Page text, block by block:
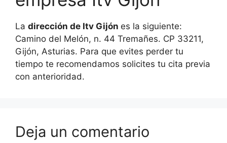
La dirección de Itv Gijón es la siguiente:
Camino del Melón, n. 44 Tremañes. CP 33211,
Gijón, Asturias. Para que evites perder tu
tiempo te recomendamos solicites tu cita previa
con anterioridad.
Deja un comentario